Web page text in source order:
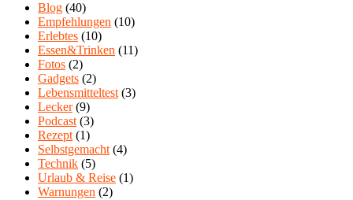
Blog (40)
Empfehlungen (10)
Erlebtes (10)
Essen&Trinken (11)
Fotos (2)
Gadgets (2)
Lebensmitteltest (3)
Lecker(9)
Podcast (3)
Rezept (1)
Selbstgemacht (4)
Technik (5)
Urlaub & Reise (1)
Warnungen (2)